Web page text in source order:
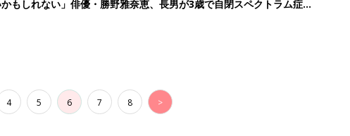
かもしれない」俳優・勝野雅奈恵、長男が3歳で自閉スペクトラム症と
4 5 6 7 8 >